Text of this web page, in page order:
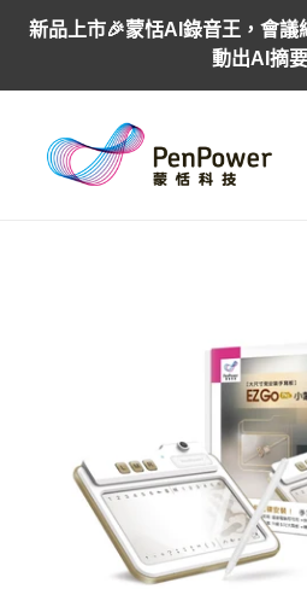
新品上市🎉蒙恬AI錄音王，會議
動出AI摘要